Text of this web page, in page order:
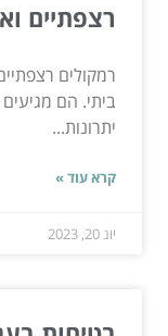
רצפתיים
רמקולים
ביתי. הם מגיעים
יתרונות...
קרא עוד »
יונ 20, 2023